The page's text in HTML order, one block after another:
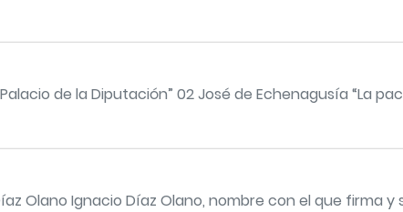
de la Diputación” 02 José de Echenagusía “La
Olano Ignacio Díaz Olano, nombre con el que firma y